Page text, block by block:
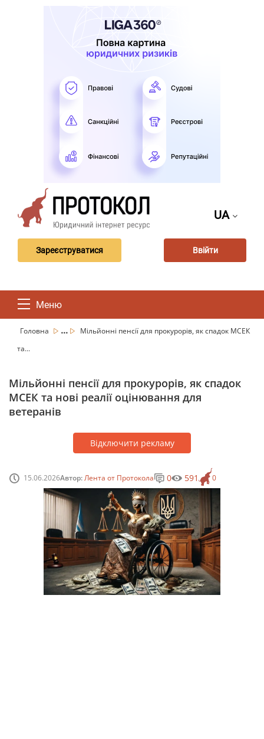
UA
Зареєструватися Ввійти
Меню
Головна ...
Мільйонні пенсії для прокурорів, як спадок МСЕК
та...
Мільйонні пенсії для прокурорів, як спадок
МСЕК та нові реалії оцінювання для
ветеранів
Відключити рекламу
15.06.2026Автор:Лента от Протокола 0
0 591